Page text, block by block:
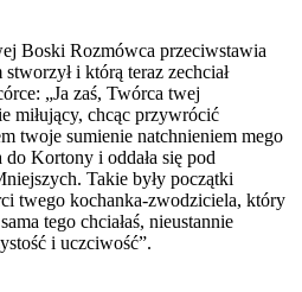
Boski Rozmówca przeciwstawia
i którą teraz zechciał
„Ja zaś, Twórca twej
miłujący, chcąc przywrócić
twoje sumienie natchnieniem mego
do Kortony i oddała się pod
Takie były początki
twego kochanka-zwodziciela, który
tego chciałaś, nieustannie
i uczciwość”.